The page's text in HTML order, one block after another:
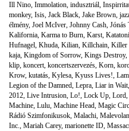
Ill Nino, Immolation, indusztriál,
monkey, Isis, Jack Black, Jake Brown,
élmény, Joel McIver, Johnny Cash, Jónás
Kalifornia, Karma to Burn, Karst,
Hufnagel, Khuda, Kilian, Killchain, Killer
kaja, Kingdom of Sorrow, Kings Destroy,
klip, koncert, koncertszervezés, Korn,
Krow, kutatás, Kylesa, Kyuss Lives!,
Legion of the Damned, Lepra, Liar in Wait,
2012, Live Intrusion, Lo!, Lock Up, Lord,
Machine, Lulu, Machine Head, Magic
Rádió Szimfonikusok, Malachi,
Inc., Mariah Carey, marionette ID,